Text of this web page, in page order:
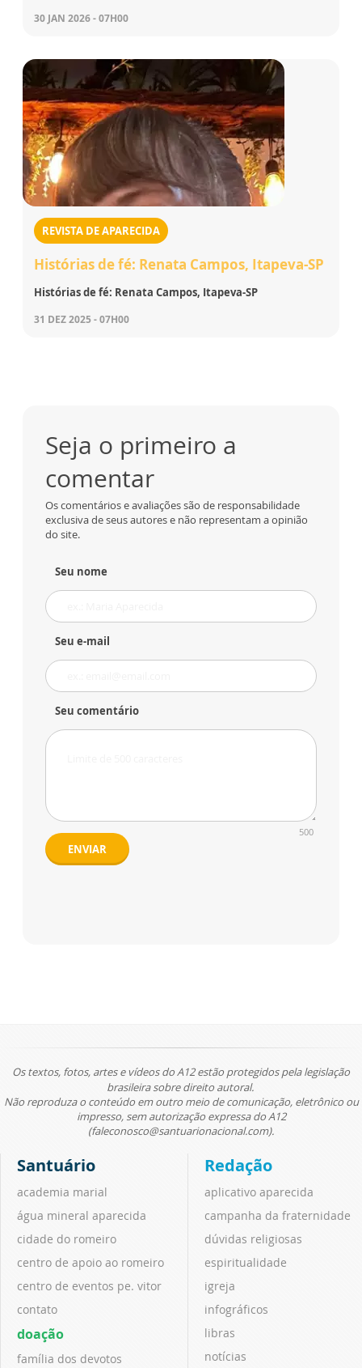
30 JAN 2026 - 07H00
REVISTA DE APARECIDA
Histórias de fé: Renata Campos, Itapeva-SP
Histórias de fé: Renata Campos, Itapeva-SP
31 DEZ 2025 - 07H00
Seja o primeiro a
comentar
Os comentários e avaliações são de responsabilidade
exclusiva de seus autores e não representam a opinião
do site.
Seu nome
Seu e-mail
Seu comentário
500
ENVIAR
Os textos, fotos, artes e vídeos do A12 estão protegidos pela legislação
brasileira sobre direito autoral.
Não reproduza o conteúdo em outro meio de comunicação, eletrônico ou
impresso, sem autorização expressa do A12
(faleconosco@santuarionacional.com).
Santuário
academia marial
água mineral aparecida
cidade do romeiro
centro de apoio ao romeiro
centro de eventos pe. vitor
contato
doação
família dos devotos
Redação
aplicativo aparecida
campanha da fraternidade
dúvidas religiosas
espiritualidade
igreja
infográficos
libras
notícias